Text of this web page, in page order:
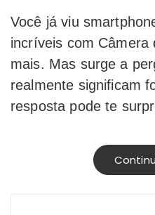
Você já viu smartphones prometendo fotos
incríveis com Câmera
mais. Mas surge a
realmente significam
resposta pode te